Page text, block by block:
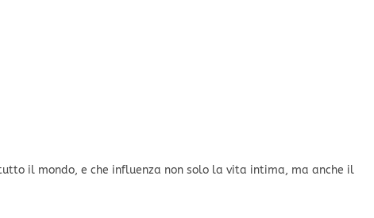
il mondo, e che influenza non solo la vita intima, ma anche il